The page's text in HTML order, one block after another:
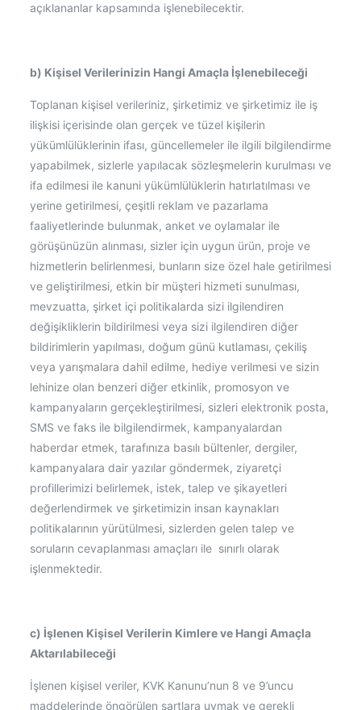
açıklananlar kapsamında işlenebilecektir.
b) Kişisel Verilerinizin Hangi Amaçla İşlenebileceği
Toplanan kişisel verileriniz, şirketimiz ve şirketimiz ile iş
ilişkisi içerisinde olan gerçek ve tüzel kişilerin
yükümlülüklerinin ifası, güncellemeler ile ilgili bilgilendirme
yapabilmek, sizlerle yapılacak sözleşmelerin kurulması ve
ifa edilmesi ile kanuni yükümlülüklerin hatırlatılması ve
yerine getirilmesi, çeşitli reklam ve pazarlama
faaliyetlerinde bulunmak, anket ve oylamalar ile
görüşünüzün alınması, sizler için uygun ürün, proje ve
hizmetlerin belirlenmesi, bunların size özel hale getirilmesi
ve geliştirilmesi, etkin bir müşteri hizmeti sunulması,
mevzuatta, şirket içi politikalarda sizi ilgilendiren
değişikliklerin bildirilmesi veya sizi ilgilendiren diğer
bildirimlerin yapılması, doğum günü kutlaması, çekiliş
veya yarışmalara dahil edilme, hediye verilmesi ve sizin
lehinize olan benzeri diğer etkinlik, promosyon ve
kampanyaların gerçekleştirilmesi, sizleri elektronik posta,
SMS ve faks ile bilgilendirmek, kampanyalardan
haberdar etmek, tarafınıza basılı bültenler, dergiler,
kampanyalara dair yazılar göndermek, ziyaretçi
profillerimizi belirlemek, istek, talep ve şikayetleri
değerlendirmek ve şirketimizin insan kaynakları
politikalarının yürütülmesi, sizlerden gelen talep ve
soruların cevaplanması amaçları ile sınırlı olarak
işlenmektedir.
c) İşlenen Kişisel Verilerin Kimlere ve Hangi Amaçla
Aktarılabileceği
İşlenen kişisel veriler, KVK Kanunu’nun 8 ve 9’uncu
maddelerinde öngörülen şartlara uymak ve gerekli